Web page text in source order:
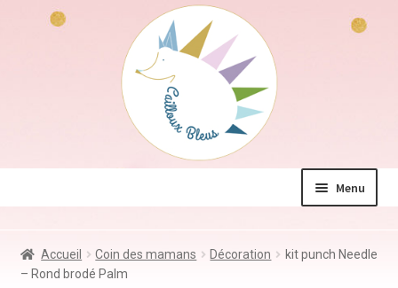
Menu
Jeux & Jouets
Accueil Coin des mamans Décoration
kit punch Needle
– Rond brodé Palm